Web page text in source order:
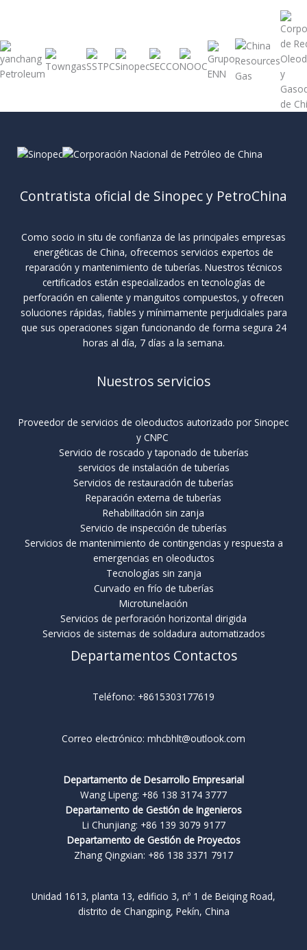
Contratista oficial de Sinopec y PetroChina
Como socio in situ de confianza de las principales empresas
energéticas de China, ofrecemos servicios expertos de
reparación y mantenimiento de tuberías. Nuestros técnicos
certificados están especializados en tecnologías de
perforación en caliente y manguitos compuestos, y ofrecen
soluciones rápidas, fiables y mínimamente perjudiciales para
que sus operaciones sigan funcionando de forma segura 24
horas al día, 7 días a la semana.
Nuestros servicios
Proveedor de servicios de oleoductos autorizado por Sinopec
y CNPC
Servicio de roscado y taponado de tuberías
servicios de instalación de tuberías
Servicios de restauración de tuberías
Reparación externa de tuberías
Rehabilitación sin zanja
Servicio de inspección de tuberías
Servicios de mantenimiento de contingencias y respuesta a
emergencias en oleoductos
Tecnologías sin zanja
Curvado en frío de tuberías
Microtunelación
Servicios de perforación horizontal dirigida
Servicios de sistemas de soldadura automatizados
Departamentos Contactos
Teléfono: +8615303177619
Correo electrónico: mhcbhlt@outlook.com
Departamento de Desarrollo Empresarial
Wang Lipeng: +86 138 3174 3777
Departamento de Gestión de Ingenieros
Li Chunjiang: +86 139 3079 9177
Departamento de Gestión de Proyectos
Zhang Qingxian: +86 138 3371 7917
Unidad 1613, planta 13, edificio 3, nº 1 de Beiqing Road,
distrito de Changping, Pekín, China